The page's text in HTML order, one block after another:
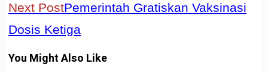
Next PostPemerintah Gratiskan Vaksinasi
Dosis Ketiga
You Might Also Like